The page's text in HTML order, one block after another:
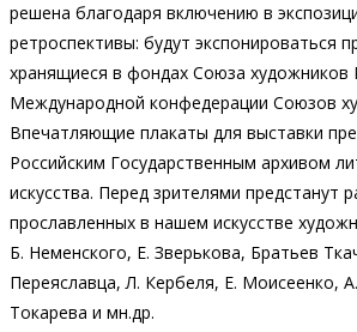
решена благодаря включению в
ретроспективы: будут экспонироваться
хранящиеся в фондах Союза художников
Международной конфедерации Союзов
Впечатляющие плакаты для выставки
Российским Государственным архивом
искусства. Перед зрителями предстанут
прославленных в нашем искусстве
Б. Неменского, Е. Зверькова, Братьев
Переяславца, Л. Кербеля, Е. Моисеенко,
Токарева и мн.др.